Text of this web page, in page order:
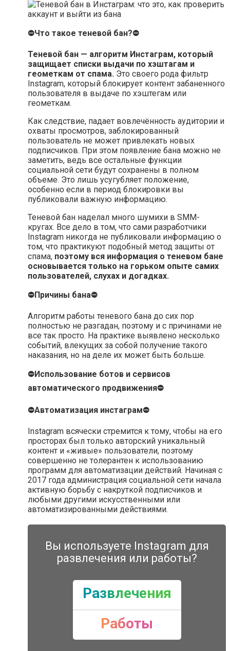
⛔Что такое теневой бан?⛔
Теневой бан — алгоритм Инстаграм, который
защищает списки выдачи по хэштагам и
геометкам от спама. Это своего рода фильтр
Instagram, который блокирует контент забаненного
пользователя в выдаче по хэштегам или
геометкам.
Как следствие, падает вовлечённость аудитории и
охваты просмотров, заблокированный
пользователь не может привлекать новых
подписчиков. При этом появление бана можно не
заметить, ведь все остальные функции
социальной сети будут сохранены в полном
объеме. Это лишь усугубляет положение,
особенно если в период блокировки вы
публиковали важную информацию.
Теневой бан наделал много шумихи в SMM-
кругах. Все дело в том, что сами разработчики
Instagram никогда не публиковали информацию о
том, что практикуют подобный метод защиты от
спама, поэтому вся информация о теневом бане
основывается только на горьком опыте самих
пользователей, слухах и догадках.
⛔Причины бана⛔
Алгоритм работы теневого бана до сих пор
полностью не разгадан, поэтому и с причинами не
все так просто. На практике выявлено несколько
событий, влекущих за собой получение такого
наказания, но на деле их может быть больше.
⛔Использование ботов и сервисов
автоматического продвижения⛔
⛔Автоматизация инстаграм⛔
Instagram всячески стремится к тому, чтобы на его
просторах был только авторский уникальный
контент и «живые» пользователи, поэтому
совершенно не толерантен к использованию
программ для автоматизации действий. Начиная с
2017 года администрация социальной сети начала
активную борьбу с накруткой подписчиков и
любыми другими искусственными или
автоматизированными действиями.
Вы используете Instagram для
развлечения или работы?
Развлечения
Работы